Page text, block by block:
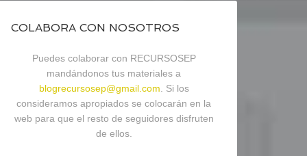
COLABORA CON NOSOTROS
Puedes colaborar con RECURSOSEP
mandándonos tus materiales a
blogrecursosep@gmail.com . Si los
consideramos apropiados se colocarán en la
web para que el resto de seguidores disfruten
de ellos.